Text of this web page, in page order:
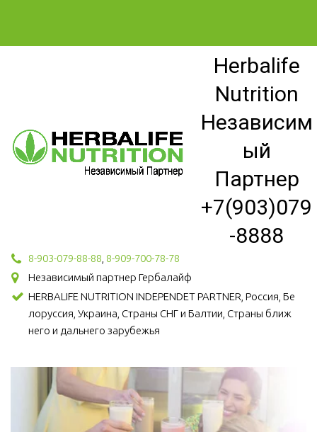
Herbalife
Nutrition
Независим
ый
Партнер
+7(903)079
-8888
8-903-079-88-88 8-909-700-78-78
Независимый партнер Гербалайф
HERBALIFE NUTRITION INDEPENDET PARTNER, Россия, Бе
лоруссия, Украина, Страны СНГ и Балтии, Страны ближ
него и дальнего зарубежья